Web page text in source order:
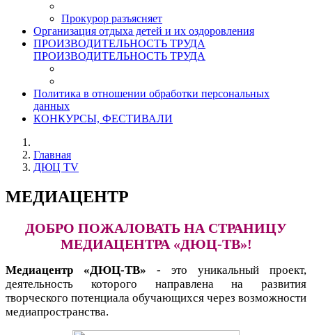
Прокурор разъясняет
Организация отдыха детей и их оздоровления
ПРОИЗВОДИТЕЛЬНОСТЬ ТРУДА
ПРОИЗВОДИТЕЛЬНОСТЬ ТРУДА
Политика в отношении обработки персональных
данных
КОНКУРСЫ, ФЕСТИВАЛИ
Главная
ДЮЦ TV
МЕДИАЦЕНТР
ДОБРО ПОЖАЛОВАТЬ НА СТРАНИЦУ
МЕДИАЦЕНТРА «ДЮЦ-ТВ»!
Медиацентр «ДЮЦ-ТВ» - это уникальный проект,
деятельность которого направлена на развития
творческого потенциала обучающихся через возможности
медиапространства.